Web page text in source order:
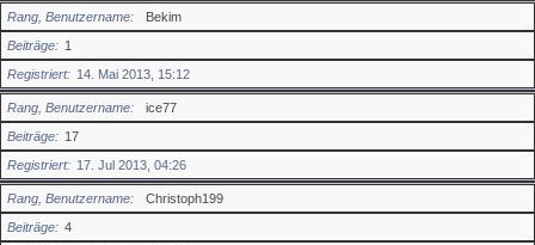
Rang, Benutzername
Bekim
Beiträge
1
Registriert
14. Mai 2013, 15:12
Rang, Benutzername
ice77
Beiträge
17
Registriert
17. Jul 2013, 04:26
Rang, Benutzername
Christoph199
Beiträge
4